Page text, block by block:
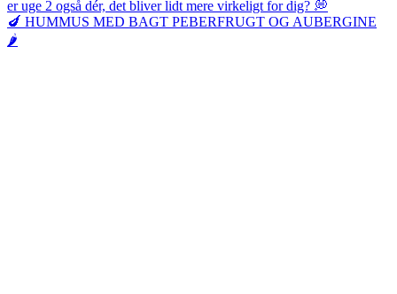
🍆 HUMMUS MED BAGT PEBERFRUGT OG AUBERGINE
🌶